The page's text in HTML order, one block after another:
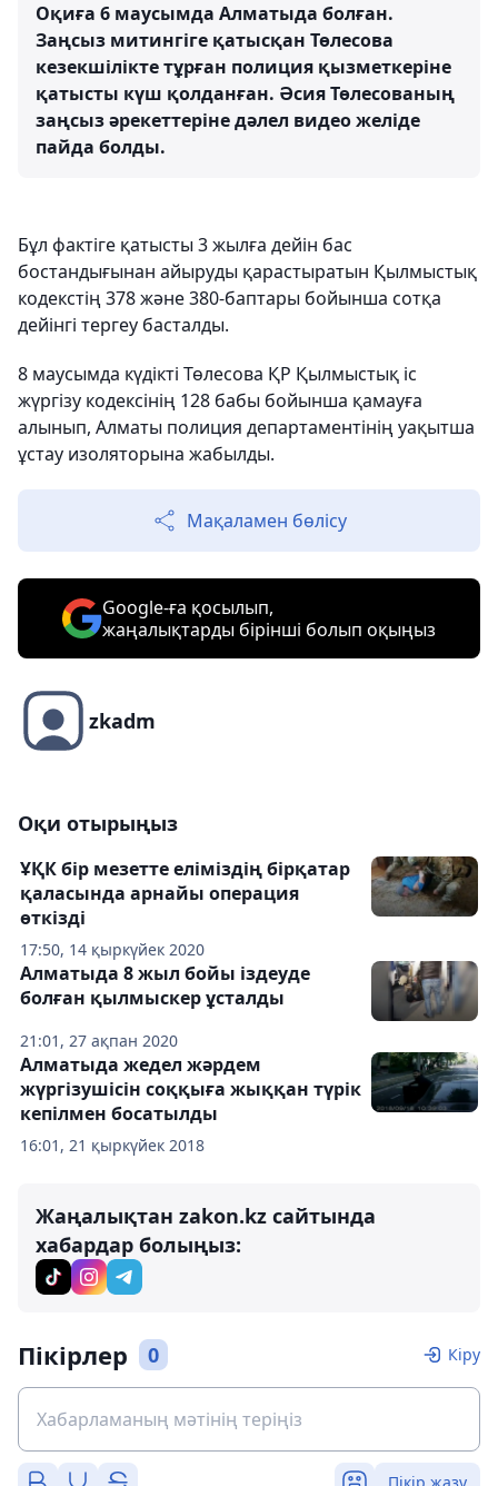
Оқиға 6 маусымда Алматыда болған.
Заңсыз митингіге қатысқан Төлесова
кезекшілікте тұрған полиция қызметкеріне
қатысты күш қолданған. Әсия Төлесованың
заңсыз әрекеттеріне дәлел видео желіде
пайда болды.
Бұл фактіге қатысты 3 жылға дейін бас
бостандығынан айыруды қарастыратын Қылмыстық
кодекстің 378 және 380-баптары бойынша сотқа
дейінгі тергеу басталды.
8 маусымда күдікті Төлесова ҚР Қылмыстық іс
жүргізу кодексінің 128 бабы бойынша қамауға
алынып, Алматы полиция департаментінің уақытша
ұстау изоляторына жабылды.
Мақаламен бөлісу
Google-ға қосылып,
жаңалықтарды бірінші болып оқыңыз
zkadm
Оқи отырыңыз
17:50, 14 қыркүйек 2020
ҰҚК бір мезетте еліміздің бірқатар
қаласында арнайы операция
өткізді
21:01, 27 ақпан 2020
Алматыда 8 жыл бойы іздеуде
болған қылмыскер ұсталды
16:01, 21 қыркүйек 2018
Алматыда жедел жәрдем
жүргізушісін соққыға жыққан түрік
кепілмен босатылды
Жаңалықтан zakon.kz сайтында
хабардар болыңыз:
Пікірлер 0 Кіру